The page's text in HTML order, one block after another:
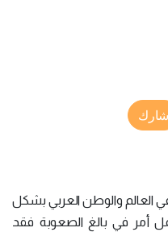
Article
شارك
العالم والوطن العربي بشكل
في بالغ الصعوبة فقد